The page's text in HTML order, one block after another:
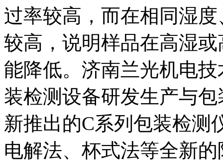
过率较高，而在相同湿
较高，说明样品在高湿
能降低。济南兰光机电
装检测设备研发生产与
新推出的C系列包装检测
电解法、杯式法等全新